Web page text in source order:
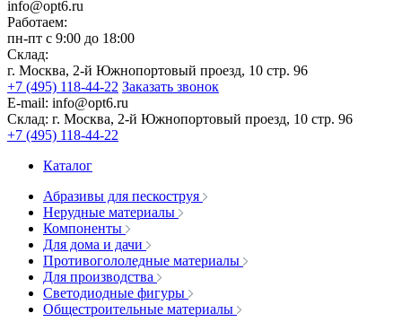
info@opt6.ru
Работаем:
пн-пт с 9:00 до 18:00
Склад:
г. Москва, 2-й Южнопортовый проезд, 10 стр. 96
+7 (495) 118-44-22 Заказать звонок
E-mail: info@opt6.ru
Склад: г. Москва, 2-й Южнопортовый проезд, 10 стр. 96
+7 (495) 118-44-22
Каталог
Абразивы для пескоструя
Нерудные материалы
Компоненты
Для дома и дачи
Противогололедные материалы
Для производства
Светодиодные фигуры
Общестроительные материалы